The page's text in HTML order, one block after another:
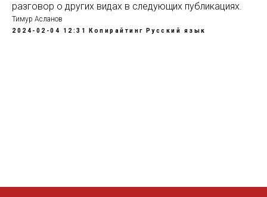
разговор о других видах в следующих публикациях.
Тимур Асланов
2024-02-04 12:31 Копирайтинг Русский язык